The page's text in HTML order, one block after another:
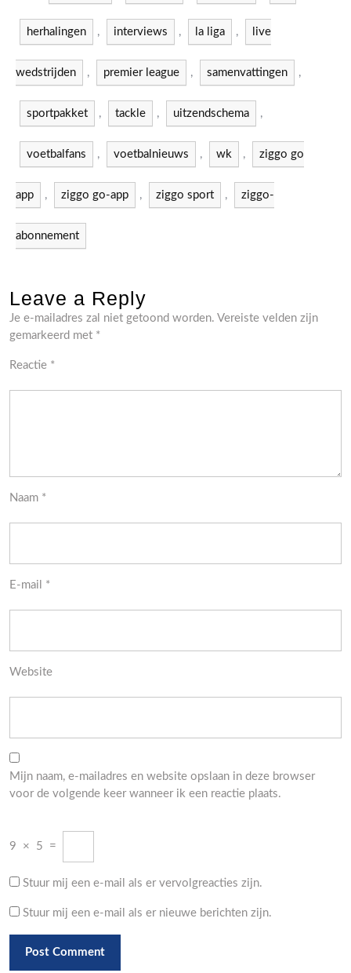
herhalingen , interviews , la liga , live
wedstrijden , premier league , samenvattingen ,
sportpakket , tackle , uitzendschema ,
voetbalfans , voetbalnieuws , wk , ziggo go
app , ziggo go-app , ziggo sport , ziggo-
abonnement
Leave a Reply
Je e-mailadres zal niet getoond worden. Vereiste velden zijn
gemarkeerd met *
Reactie *
Naam *
E-mail *
Website
Mijn naam, e-mailadres en website opslaan in deze browser
voor de volgende keer wanneer ik een reactie plaats.
9 × 5 =
Stuur mij een e-mail als er vervolgreacties zijn.
Stuur mij een e-mail als er nieuwe berichten zijn.